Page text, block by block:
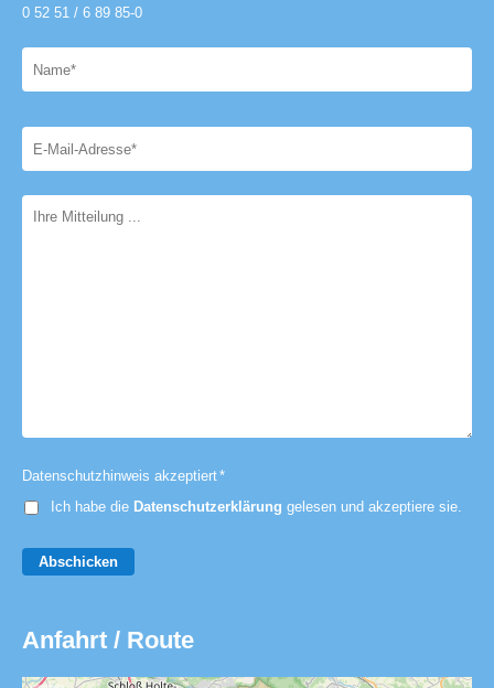
0 52 51 / 6 89 85-0
Datenschutzhinweis akzeptiert*
Ich habe die Datenschutzerklärung gelesen und akzeptiere sie.
Abschicken
Anfahrt / Route